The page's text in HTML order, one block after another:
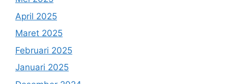
April 2025
Maret 2025
Februari 2025
Januari 2025